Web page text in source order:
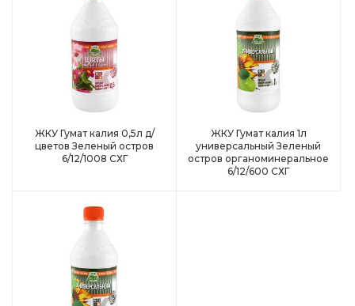
ЖКУ Гумат калия 0,5л д/
цветов Зеленый остров
6/12/1008 СХГ
ЖКУ Гумат калия 1л
универсальный Зеленый
остров органоминеральное
6/12/600 СХГ